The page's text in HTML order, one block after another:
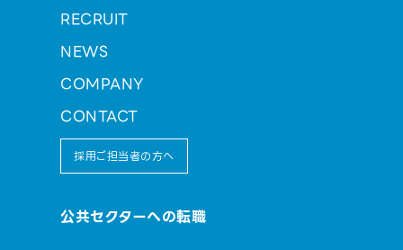
RECRUIT
NEWS
COMPANY
CONTACT
採用ご担当者の方へ
公共セクターへの転職